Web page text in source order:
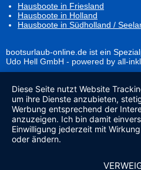
Hausboote in Friesland
Hausboote in Holland
Hausboote in Südholland /
bootsurlaub-online.de ist ein
Udo Hell GmbH - powered by all-inkl
Diese Seite nutzt Website
um ihre Dienste anzubieten,
Werbung entsprechend der
anzuzeigen. Ich bin damit
Einwilligung jederzeit mit
oder ändern.